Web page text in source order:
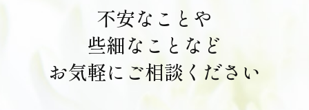
不安なことや
些細なことなど
お気軽にご相談ください